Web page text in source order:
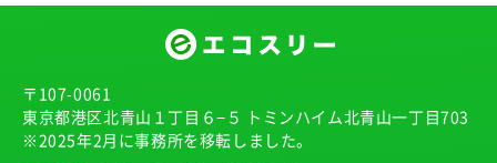
〒107-0061
東京都港区北青山１丁目６−５ トミンハイム北青山一丁目703
※2025年2月に事務所を移転しました。